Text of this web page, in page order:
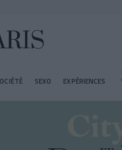
SEXO EXPÉRIENCES